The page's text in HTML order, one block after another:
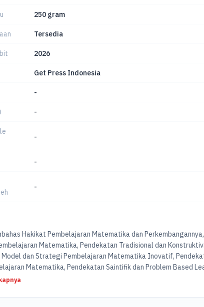
250 gram
Tersedia
2026
Get Press Indonesia
-
-
-
-
-
Hakikat Pembelajaran Matematika dan
Matematika, Pendekatan Tradisional dan
dan Strategi Pembelajaran Matematika Inovatif,
Matematika, Pendekatan Saintifik dan Problem Based
Proyek (Project-Based Learning), Pendekatan Discovery
Kreativitas dan Berpikir Kritis melalui